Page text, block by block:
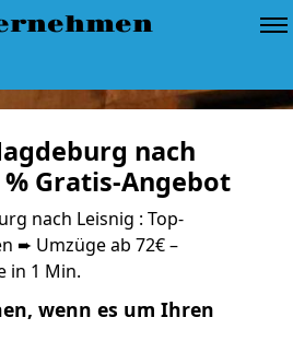
nach
Gratis-Angebot
nach Leisnig : Top-
➨ Umzüge ab 72€ –
in 1 Min.
wenn es um Ihren